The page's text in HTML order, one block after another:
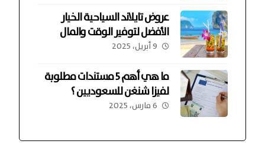
عروض تايلاند السياحية الخيار
الأفضل لتوفير الوقت والمال
9 أبريل، 2025
ما هي أهم 5 مستندات مطلوبة
لفيزا شنغن للسعوديين ؟
6 مارس، 2025